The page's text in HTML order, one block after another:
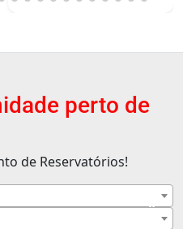
perto de
de Reservatórios!
×